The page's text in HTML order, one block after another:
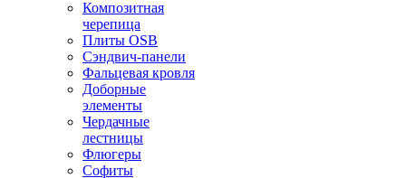
Композитная
черепица
Плиты OSB
Сэндвич-панели
Фальцевая кровля
Доборные
элементы
Чердачные
лестницы
Флюгеры
Софиты